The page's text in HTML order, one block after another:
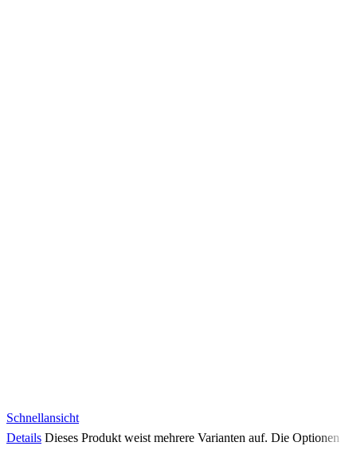
Schnellansicht
Details Dieses Produkt weist mehrere Varianten auf. Die Optionen